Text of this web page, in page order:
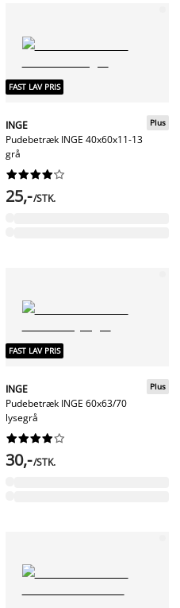
FAST LAV PRIS
INGE
Pudebetræk INGE 40x60x11-13
grå
Plus






25,-/STK.
FAST LAV PRIS
INGE
Pudebetræk INGE 60x63/70
lysegrå
Plus






30,-/STK.